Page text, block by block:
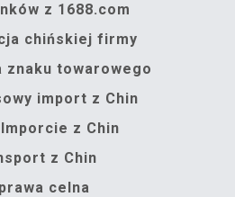
z 1688.com
chińskiej firmy
znaku towarowego
import z Chin
z Chin
z Chin
celna